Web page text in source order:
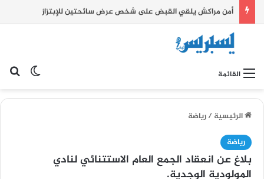
أمن مراكش يلقي القبض على شخص عرض سائحتين للإبتزاز
القائمة
الرئيسية/رياضة
رياضة
بلاغ عن انعقاد الجمع العام الاستتنائي لنادي
المولودية الوجدية.